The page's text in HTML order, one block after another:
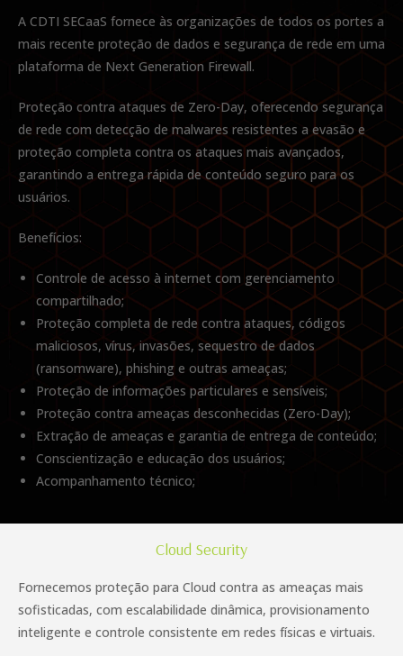
A CDTI SECaaS fornece às organizações de todos os portes a
mais recente proteção de dados e segurança de rede em uma
plataforma de Next Generation Firewall.
Proteção contra ataques de Zero-Day, oferecendo segurança
de rede com detecção de malwares resistentes a evasão e
proteção completa contra os ataques mais avançados,
garantindo a entrega rápida de conteúdo seguro para os
usuários.
Benefícios:
Controle de acesso à internet com gerenciamento
compartilhado;
Proteção completa de rede contra ataques, códigos
maliciosos, vírus, invasões, sequestro de dados
(ransomware), phishing e outras ameaças;
Proteção de informações particulares e sensíveis;
Proteção contra ameaças desconhecidas (Zero-Day);
Extração de ameaças e garantia de entrega de conteúdo;
Conscientização e educação dos usuários;
Acompanhamento técnico;
Cloud Security
Fornecemos proteção para Cloud contra as ameaças mais
sofisticadas, com escalabilidade dinâmica, provisionamento
inteligente e controle consistente em redes físicas e virtuais.